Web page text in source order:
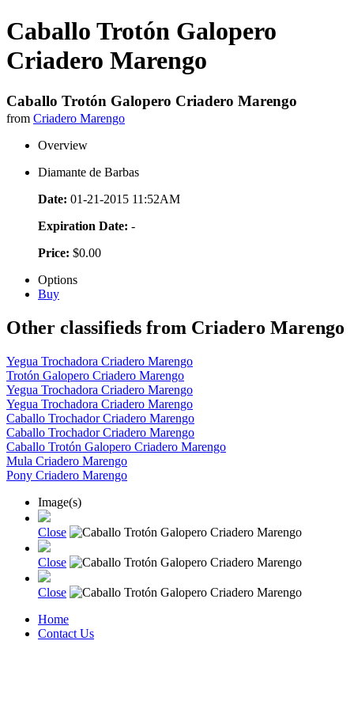
Caballo Trotón Galopero
Criadero Marengo
Caballo Trotón Galopero Criadero Marengo
from Criadero Marengo
Overview
Diamante de Barbas
Date: 01-21-2015 11:52AM
Expiration Date: -
Price: $0.00
Options
Buy
Other classifieds from Criadero Marengo
Yegua Trochadora Criadero Marengo
Trotón Galopero Criadero Marengo
Yegua Trochadora Criadero Marengo
Yegua Trochadora Criadero Marengo
Caballo Trochador Criadero Marengo
Caballo Trochador Criadero Marengo
Caballo Trotón Galopero Criadero Marengo
Mula Criadero Marengo
Pony Criadero Marengo
Image(s)
Close
Close
Close
Home
Contact Us